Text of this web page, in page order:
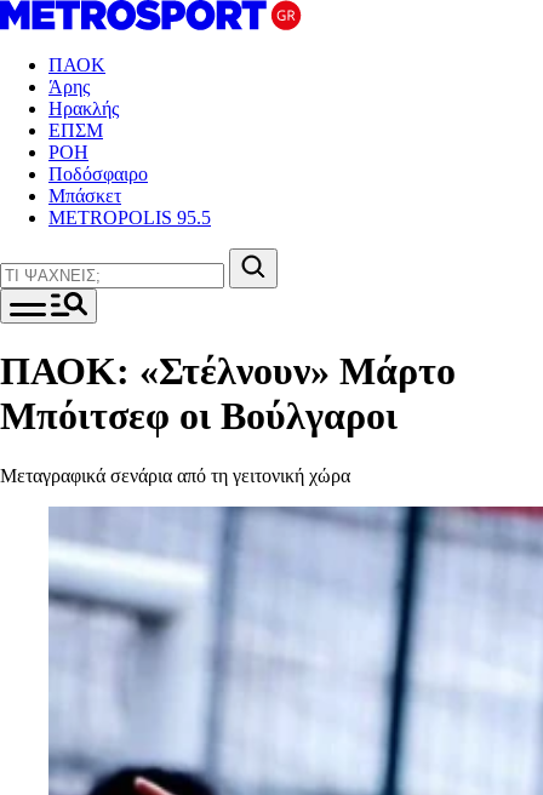
ΠΑΟΚ
Άρης
Ηρακλής
ΕΠΣΜ
ΡΟΗ
Ποδόσφαιρο
Μπάσκετ
METROPOLIS 95.5
ΠΑΟΚ: «Στέλνουν» Μάρτο
Μπόιτσεφ οι Βούλγαροι
Μεταγραφικά σενάρια από τη γειτονική χώρα